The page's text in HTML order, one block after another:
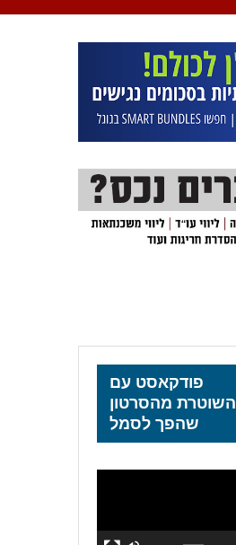
פודקאסט עם
השוטרת מהסרטון
שהפך לסמל